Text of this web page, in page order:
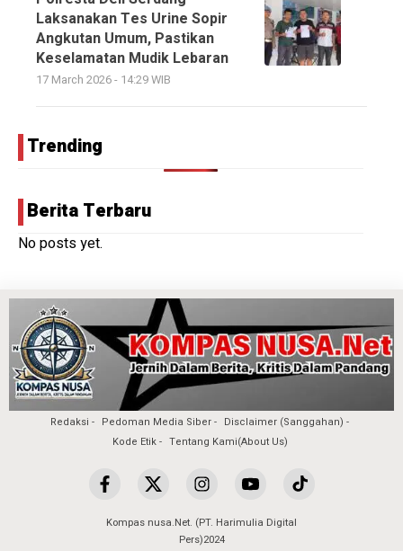
Laksanakan Tes Urine Sopir
Angkutan Umum, Pastikan
Keselamatan Mudik Lebaran
17 March 2026 - 14:29 WIB
Trending
Berita Terbaru
No posts yet.
Redaksi Pedoman Media Siber
Disclaimer (Sanggahan)
Kode Etik
Tentang Kami(About Us)
Kompas nusa.Net. (PT. Harimulia Digital
Pers)2024